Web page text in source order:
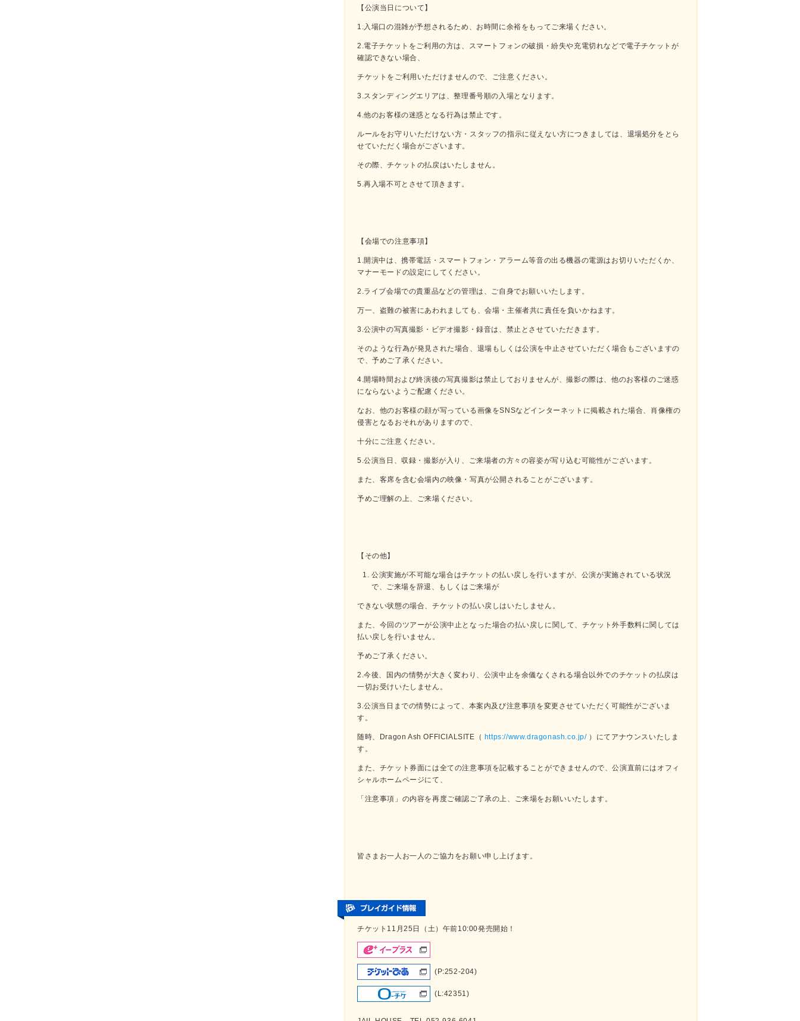
【公演当日について】
1.入場口の混雑が予想されるため、お時間に余裕をもってご来場ください。
2.電子チケットをご利用の方は、スマートフォンの破損・紛失や充電切れなどで電子チケットが
確認できない場合、
チケットをご利用いただけませんので、ご注意ください。
3.スタンディングエリアは、整理番号順の入場となります。
4.他のお客様の迷惑となる行為は禁止です。
ルールをお守りいただけない方・スタッフの指示に従えない方につきましては、退場処分をとら
せていただく場合がございます。
その際、チケットの払戻はいたしません。
5.再入場不可とさせて頂きます。
【会場での注意事項】
1.開演中は、携帯電話・スマートフォン・アラーム等音の出る機器の電源はお切りいただくか、
マナーモードの設定にしてください。
2.ライブ会場での貴重品などの管理は、ご自身でお願いいたします。
万一、盗難の被害にあわれましても、会場・主催者共に責任を負いかねます。
3.公演中の写真撮影・ビデオ撮影・録音は、禁止とさせていただきます。
そのような行為が発見された場合、退場もしくは公演を中止させていただく場合もございますの
で、予めご了承ください。
4.開場時間および終演後の写真撮影は禁止しておりませんが、撮影の際は、他のお客様のご迷惑
にならないようご配慮ください。
なお、他のお客様の顔が写っている画像をSNSなどインターネットに掲載された場合、肖像権の
侵害となるおそれがありますので、
十分にご注意ください。
5.公演当日、収録・撮影が入り、ご来場者の方々の容姿が写り込む可能性がございます。
また、客席を含む会場内の映像・写真が公開されることがございます。
予めご理解の上、ご来場ください。
【その他】
公演実施が不可能な場合はチケットの払い戻しを行いますが、公演が実施されている状況
で、ご来場を辞退、もしくはご来場が
できない状態の場合、チケットの払い戻しはいたしません。
また、今回のツアーが公演中止となった場合の払い戻しに関して、チケット外手数料に関しては
払い戻しを行いません。
予めご了承ください。
2.今後、国内の情勢が大きく変わり、公演中止を余儀なくされる場合以外でのチケットの払戻は
一切お受けいたしません。
3.公演当日までの情勢によって、本案内及び注意事項を変更させていただく可能性がございま
す。
随時、Dragon Ash OFFICIALSITE（ https://www.dragonash.co.jp/）にてアナウンスいたしま
す。
また、チケット券面には全ての注意事項を記載することができませんので、公演直前にはオフィ
シャルホームページにて、
「注意事項」の内容を再度ご確認ご了承の上、ご来場をお願いいたします。
皆さまお一人お一人のご協力をお願い申し上げます。
チケット11月25日（土）午前10:00発売開始！
(P:252-204)
(L:42351)